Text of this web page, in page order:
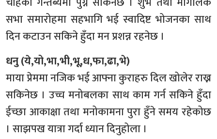
सभा समारोहमा सहभागि भई स्वादिष्ट भोजनका साथ
दिन कटाउन सकिने हुँदा मन प्रशन्न रहनेछ ।
धनु (ये,यो,भा,भी,भू,ध,फा,ढा,भे)
माया प्रेममा नजिक भई आफ्ना कुराहरु दिल खोलेर राख्न
सकिनेछ । उच्च मनोबलका साथ काम गर्न सकिने हुँदा
ईच्छा आकाक्षा तथा मनोकामना पुरा हुँने समय रहेकोछ
। साझपख यात्रा गर्दा ध्यान दिनुहोला ।